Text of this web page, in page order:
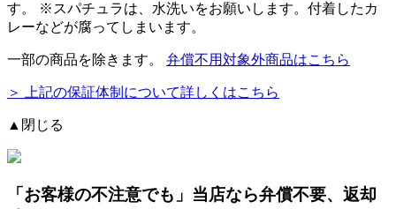
す。 ※スパチュラは、水洗いをお願いします。付着したカ
レーなどが腐ってしまいます。
一部の商品を除きます。 弁償不用対象外商品はこちら
＞ 上記の保証体制について詳しくはこちら
▲閉じる
「お客様の不注意でも」 当店なら弁償不要、返却